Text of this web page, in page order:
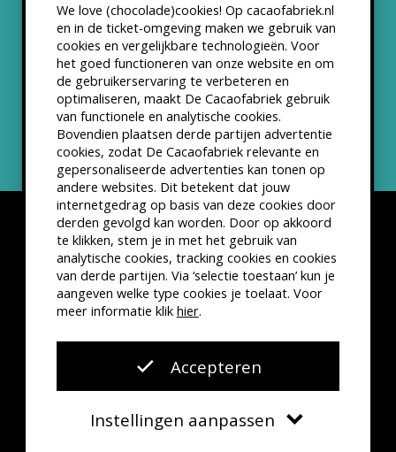
We love (chocolade)cookies! Op cacaofabriek.nl
en in de ticket-omgeving maken we gebruik van
cookies en vergelijkbare technologieën. Voor
het goed functioneren van onze website en om
de gebruikerservaring te verbeteren en
optimaliseren, maakt De Cacaofabriek gebruik
van functionele en analytische cookies.
Bovendien plaatsen derde partijen advertentie
cookies, zodat De Cacaofabriek relevante en
gepersonaliseerde advertenties kan tonen op
andere websites. Dit betekent dat jouw
internetgedrag op basis van deze cookies door
derden gevolgd kan worden. Door op akkoord
te klikken, stem je in met het gebruik van
analytische cookies, tracking cookies en cookies
van derde partijen. Via ‘selectie toestaan’ kun je
aangeven welke type cookies je toelaat. Voor
meer informatie klik hier.
Accepteren
Instellingen aanpassen
Partners & Samenwerkingen
ANBI status
Nieuwsbrief
Disclaimer Privacyverklaring
Kleine lettertjes
VSCD Bezoekersvoorwaarden
Website doorThe Cre8ion.Lab